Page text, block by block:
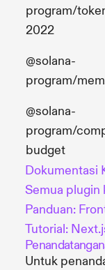
program/
2022
@solana-
program/
@solana-
program/
budget
Dokumentasi
Semua plugin
Panduan:
Tutorial:
Untuk